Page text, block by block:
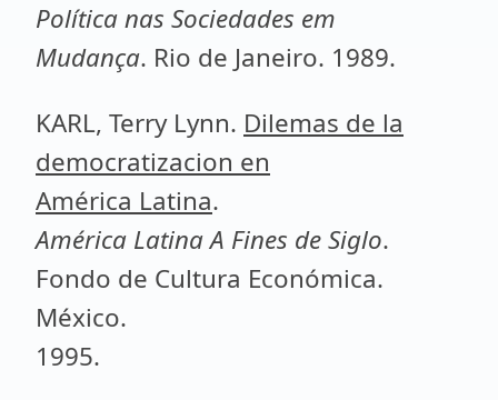
Política nas Sociedades em
Mudança. Rio de Janeiro. 1989.
KARL, Terry Lynn. Dilemas de la
democratizacion en
América Latina.
América Latina A Fines de Siglo.
Fondo de Cultura Económica.
México.
1995.